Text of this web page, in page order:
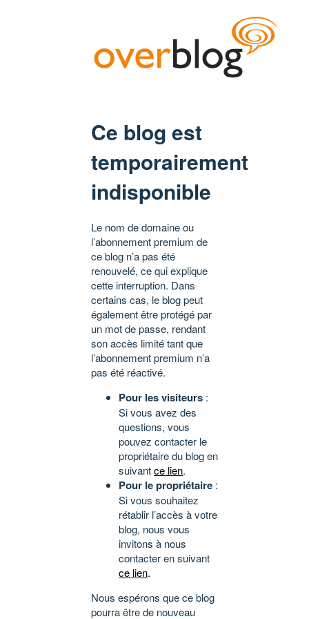
Ce blog est
temporairement
indisponible
Le nom de domaine ou
l’abonnement premium de
ce blog n’a pas été
renouvelé, ce qui explique
cette interruption. Dans
certains cas, le blog peut
également être protégé par
un mot de passe, rendant
son accès limité tant que
l’abonnement premium n’a
pas été réactivé.
Pour les visiteurs :
Si vous avez des
questions, vous
pouvez contacter le
propriétaire du blog en
suivantce lien.
Pour le propriétaire :
Si vous souhaitez
rétablir l’accès à votre
blog, nous vous
invitons à nous
contacter en suivant
ce lien.
Nous espérons que ce blog
pourra être de nouveau